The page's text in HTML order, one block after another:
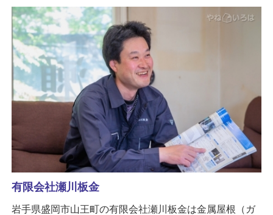
有限会社瀬川板金
岩手県盛岡市山王町の有限会社瀬川板金は金属屋根（ガ